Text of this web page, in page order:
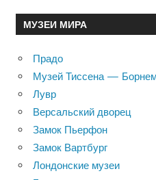
МУЗЕИ МИРА
Прадо
Музей Тиссена —
Лувр
Версальский дворец
Замок Пьерфон
Замок Вартбург
Лондонские музеи